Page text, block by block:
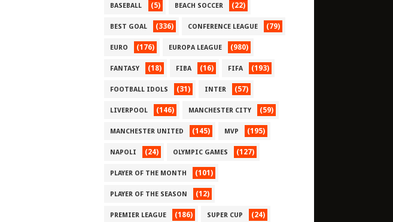
BASEBALL (5) BEACH SOCCER (22)
BEST GOAL (336) CONFERENCE LEAGUE (79)
EURO (176) EUROPA LEAGUE (980)
FANTASY (18) FIBA (16) FIFA (193)
FOOTBALL IDOLS (31) INTER (57)
LIVERPOOL (146) MANCHESTER CITY (59)
MANCHESTER UNITED (145) MVP (195)
NAPOLI (24) OLYMPIC GAMES (127)
PLAYER OF THE MONTH (101)
PLAYER OF THE SEASON (12)
PREMIER LEAGUE (186) SUPER CUP (24)